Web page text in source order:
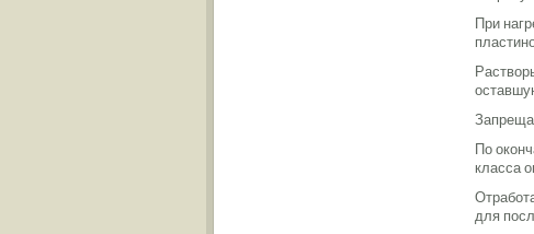
При
По
класса
для